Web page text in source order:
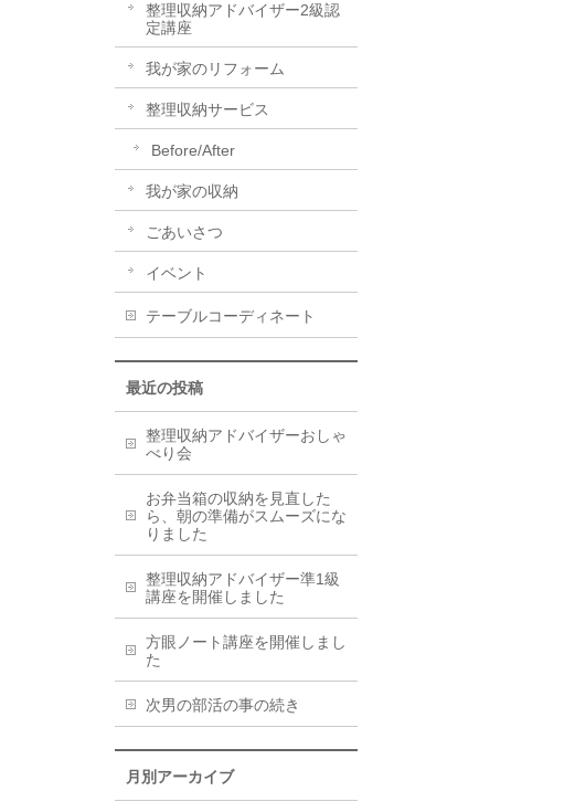
整理収納アドバイザー2級認
定講座
我が家のリフォーム
整理収納サービス
Before/After
我が家の収納
ごあいさつ
イベント
テーブルコーディネート
最近の投稿
整理収納アドバイザーおしゃ
べり会
お弁当箱の収納を見直した
ら、朝の準備がスムーズにな
りました
整理収納アドバイザー準1級
講座を開催しました
方眼ノート講座を開催しまし
た
次男の部活の事の続き
月別アーカイブ